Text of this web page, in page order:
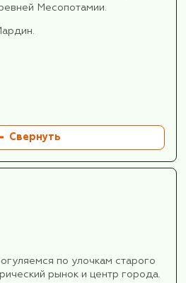
для себя «Город
с
город упоминался
его называли Урхай
закрепилось Урфа. Этот
называют «Городом
местом жительства
легендарного Авраама.
музей,
10 000 начиная с эпохи
периодом.